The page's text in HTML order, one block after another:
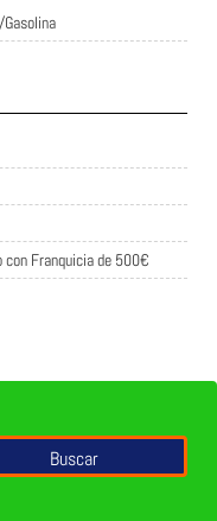
con Franquicia de 500€